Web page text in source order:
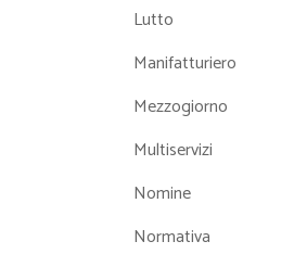
Lutto
Manifatturiero
Mezzogiorno
Multiservizi
Nomine
Normativa